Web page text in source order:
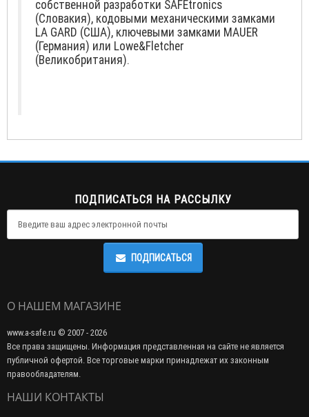
собственной разработки SAFEtronics
(Словакия), кодовыми механическими замками
LA GARD (США), ключевыми замками MAUER
(Германия) или Lowe&Fletcher
(Великобритания).
ПОДПИСАТЬСЯ НА РАССЫЛКУ
ПОДПИСАТЬСЯ
О НАШЕМ МАГАЗИНЕ
www.a-safe.ru © 2007 - 2026
Все права защищены. Информация представленная на сайте не является
публичной офертой. Все торговые марки принадлежат их законным
правообладателям.
НАШИ КОНТАКТЫ